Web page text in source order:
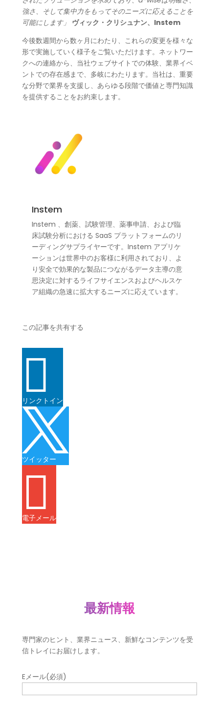
強さ、そして集中力をもってそのニーズに応えることを
可能にします」 ヴィック・クリシュナン、Instem
今後数週間から数ヶ月にわたり、これらの変更を様々な
形で実施していく様子をご覧いただけます。ネットワー
クへの連絡から、当社ウェブサイトでの体験、業界イベ
ントでの存在感まで、多岐にわたります。当社は、重要
な分野で業界を支援し、あらゆる段階で価値と専門知識
を提供することをお約束します。
Instem
Instem 、創薬、試験管理、薬事申請、および臨
床試験分析における SaaS プラットフォームのリ
ーディングサプライヤーです。Instem アプリケ
ーションは世界中のお客様に利用されており、よ
り安全で効果的な製品につながるデータ主導の意
思決定に対するライフサイエンスおよびヘルスケ
ア組織の急速に拡大するニーズに応えています。
この記事を共有する

リンクトイン

ツイッター

電子メール
最新情報
専門家のヒント、業界ニュース、新鮮なコンテンツを受
信トレイにお届けします。
Eメール(必須)